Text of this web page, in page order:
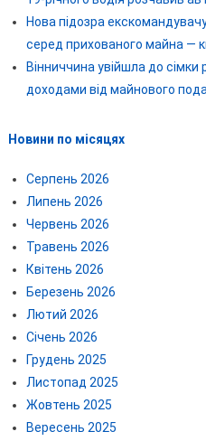
Нова підозра
серед прихованого майна —
Вінниччина увійшла до сімки
доходами від майнового
Новини по місяцях
Серпень 2026
Липень 2026
Червень 2026
Травень 2026
Квітень 2026
Березень 2026
Лютий 2026
Січень 2026
Грудень 2025
Листопад 2025
Жовтень 2025
Вересень 2025